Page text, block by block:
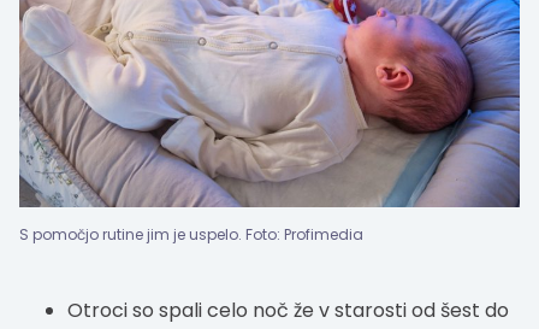
S pomočjo rutine jim je uspelo. Foto: Profimedia
Otroci so spali celo noč že v starosti od šest do